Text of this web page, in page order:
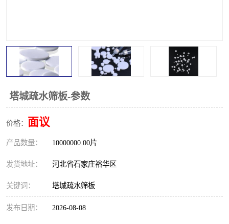
塔城疏水筛板-参数
价格： 面议
产品数量： 10000000.00片
发货地址： 河北省石家庄裕华区
关键词： 塔城疏水筛板
发布日期： 2026-08-08